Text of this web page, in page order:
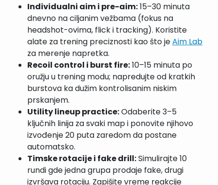
Individualni aim i pre-aim:15–30 minuta
dnevno na ciljanim vežbama (fokus na
headshot-ovima, flick i tracking). Koristite
alate za trening preciznosti kao što jeAim Lab
za merenje napretka.
Recoil control i burst fire:10–15 minuta po
oružju u trening modu; napredujte od kratkih
burstova ka dužim kontrolisanim niskim
prskanjem.
Utility lineup practice:Odaberite 3–5
ključnih linija za svaki map i ponovite njihovo
izvođenje 20 puta zaredom da postane
automatsko.
Timske rotacije i fake drill:Simulirajte 10
rundi gde jedna grupa prodaje fake, drugi
izvršava rotaciju. Zapišite vreme reakcije